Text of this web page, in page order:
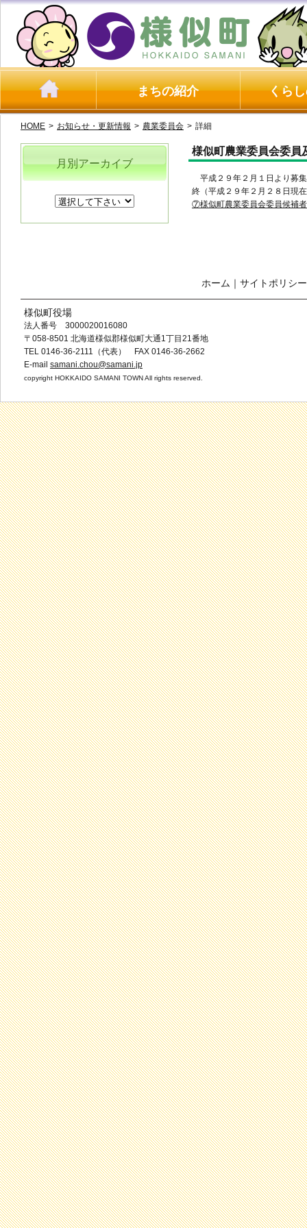
まちの紹介 くら
HOME > お知らせ・更新情報 > 農業委員会 > 詳細
様似町農業委員会委員
平成２９年２月１日より募
終（平成２９年２月２８日現
⑦様似町農業委員会委員候補
月別アーカイブ
ホーム ｜ サイトポリシー
様似町役場
法人番号 3000020016080
〒058-8501 北海道様似郡様似町大通1丁目21番地
TEL 0146-36-2111（代表） FAX 0146-36-2662
E-mail samani.chou@samani.jp
copyright HOKKAIDO SAMANI TOWN All rights reserved.